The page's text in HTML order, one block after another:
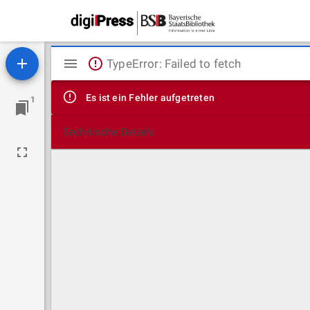
1
Mirador
Viewer
TypeError: Failed to fetch
Es ist ein Fehler aufgetreten
Technische Details